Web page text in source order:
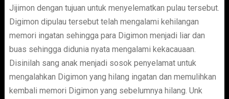
Jijimon dengan tujuan untuk menyelematkan pulau tersebut.
Digimon dipulau tersebut telah mengalami kehilangan
memori ingatan sehingga para Digimon menjadi liar dan
buas sehingga didunia nyata mengalami kekacauaan.
Disinilah sang anak menjadi sosok penyelamat untuk
mengalahkan Digimon yang hilang ingatan dan memulihkan
kembali memori Digimon yang sebelumnya hilang. Unk